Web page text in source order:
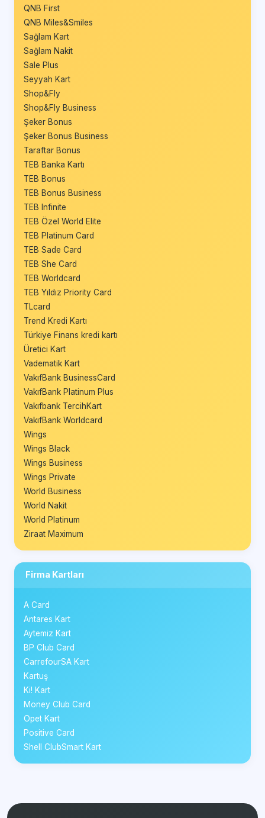
QNB First
QNB Miles&Smiles
Sağlam Kart
Sağlam Nakit
Sale Plus
Seyyah Kart
Shop&Fly
Shop&Fly Business
Şeker Bonus
Şeker Bonus Business
Taraftar Bonus
TEB Banka Kartı
TEB Bonus
TEB Bonus Business
TEB Infinite
TEB Özel World Elite
TEB Platinum Card
TEB Sade Card
TEB She Card
TEB Worldcard
TEB Yıldız Priority Card
TLcard
Trend Kredi Kartı
Türkiye Finans kredi kartı
Üretici Kart
Vadematik Kart
VakıfBank BusinessCard
VakıfBank Platinum Plus
Vakıfbank TercihKart
VakıfBank Worldcard
Wings
Wings Black
Wings Business
Wings Private
World Business
World Nakit
World Platinum
Ziraat Maximum
Firma Kartları
A Card
Antares Kart
Aytemiz Kart
BP Club Card
CarrefourSA Kart
Kartuş
Ki! Kart
Money Club Card
Opet Kart
Positive Card
Shell ClubSmart Kart